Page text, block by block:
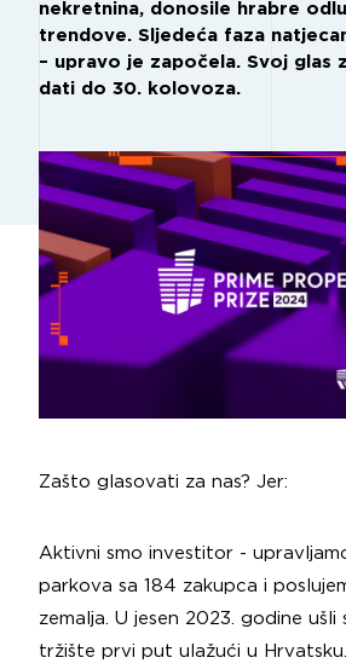
nekretnina, donosile hrabre
trendove. Sljedeća faza
– upravo je započela. Svoj glas
dati do 30. kolovoza.
Zašto glasovati za nas? Jer:
Aktivni smo investitor -
parkova sa 184 zakupca i
zemalja. U jesen 2023. godine ušli
tržište prvi put ulažući u